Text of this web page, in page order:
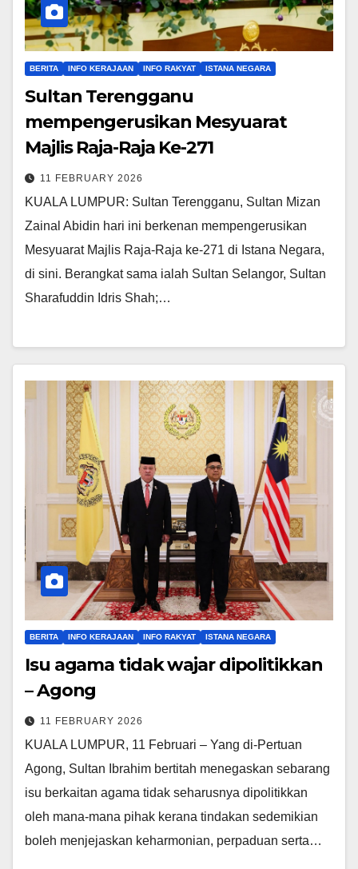
BERITA INFO KERAJAAN INFO RAKYAT ISTANA NEGARA
Sultan Terengganu
mempengerusikan Mesyuarat
Majlis Raja-Raja Ke-271
11 FEBRUARY 2026
KUALA LUMPUR: Sultan Terengganu, Sultan Mizan
Zainal Abidin hari ini berkenan mempengerusikan
Mesyuarat Majlis Raja-Raja ke-271 di Istana Negara,
di sini. Berangkat sama ialah Sultan Selangor, Sultan
Sharafuddin Idris Shah;…
BERITA INFO KERAJAAN INFO RAKYAT ISTANA NEGARA
Isu agama tidak wajar dipolitikkan
– Agong
11 FEBRUARY 2026
KUALA LUMPUR, 11 Februari – Yang di-Pertuan
Agong, Sultan Ibrahim bertitah menegaskan sebarang
isu berkaitan agama tidak seharusnya dipolitikkan
oleh mana-mana pihak kerana tindakan sedemikian
boleh menjejaskan keharmonian, perpaduan serta…